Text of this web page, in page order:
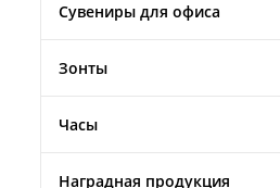
Сувениры для офиса
Зонты
Часы
Наградная продукция